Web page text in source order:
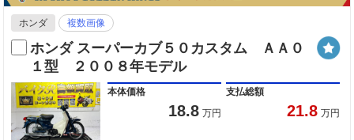
ホンダ 複数画像
ホンダ スーパーカブ５０カスタム ＡＡ０
１型 ２００８年モデル
本体価格
18.8 万円
支払総額
21.8 万円